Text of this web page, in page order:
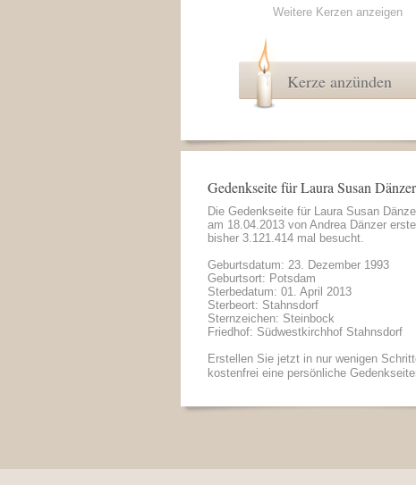
Weitere Kerzen anzeigen
Kerze anzünden
Gedenkseite für Laura Susan Dänzer
Die Gedenkseite für Laura Susan
am 18.04.2013 von Andrea Dänzer
bisher 3.121.414 mal besucht.
Geburtsdatum: 23. Dezember 1993
Geburtsort: Potsdam
Sterbedatum: 01. April 2013
Sterbeort: Stahnsdorf
Sternzeichen: Steinbock
Friedhof: Südwestkirchhof Stahnsdorf
Erstellen Sie jetzt in nur wenigen
kostenfrei eine persönliche